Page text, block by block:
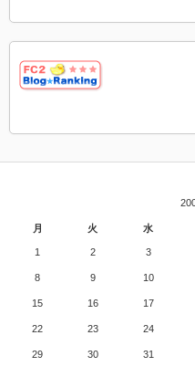
月 火 水
1 2 3
8 9 10
15 16 17
22 23 24
29 30 31